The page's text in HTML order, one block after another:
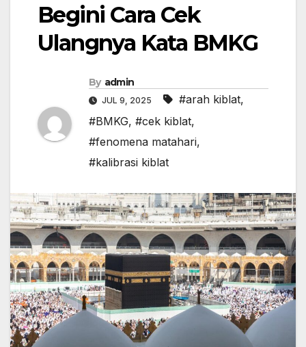
Begini Cara Cek
Ulangnya Kata BMKG
By admin
JUL 9, 2025 #arah kiblat,
#BMKG, #cek kiblat,
#fenomena matahari,
#kalibrasi kiblat